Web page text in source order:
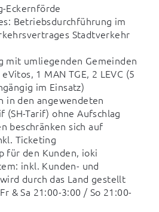
Eckernförde
Betriebsdurchführung im
Stadtverkehr
mit umliegenden Gemeinden
1 MAN TGE, 2 LEVC (5
im Einsatz)
in den angewendeten
(SH-Tarif) ohne Aufschlag
beschränken sich auf
Ticketing
für den Kunden, ioki
inkl. Kunden- und
durch das Land gestellt
& Sa 21:00-3:00 / So 21:00-